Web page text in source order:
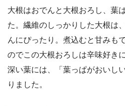
大根はおでんと大根おろし、葉
た。繊維のしっかりした大根は
んにぴったり。煮込むと甘みも
のでこの大根おろしは辛味好き
深い葉には、「葉っぱがおいし
りました。